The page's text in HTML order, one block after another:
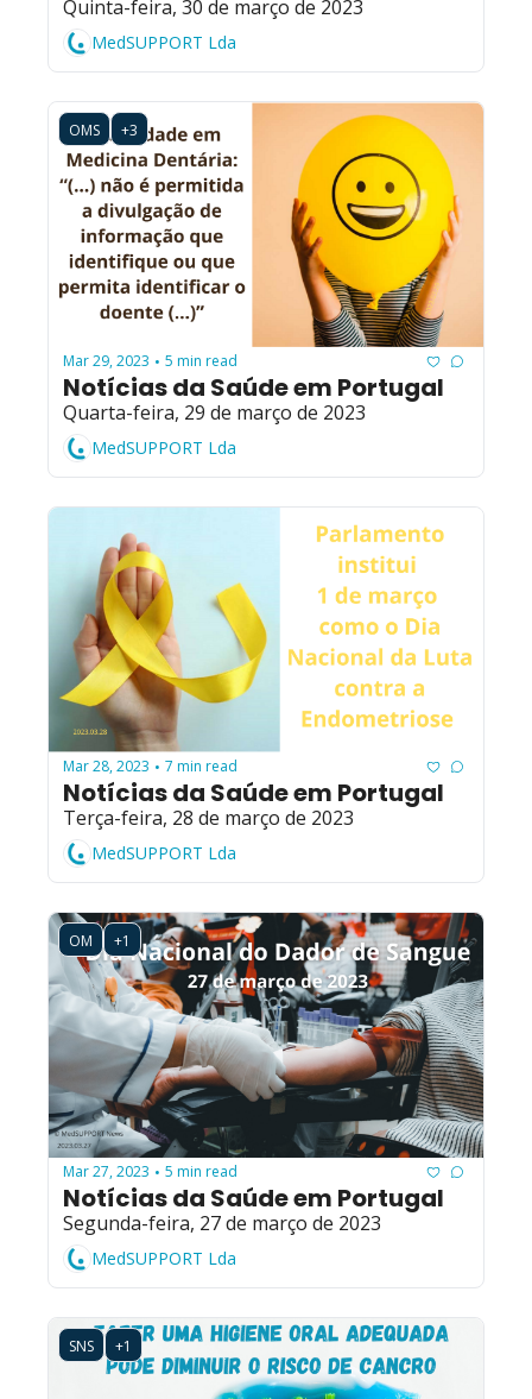
Quinta-feira, 30 de março de 2023
MedSUPPORT Lda
OMS +3
Mar 29, 2023 • 5 min read
Notícias da Saúde em Portugal
Quarta-feira, 29 de março de 2023
MedSUPPORT Lda
Mar 28, 2023 • 7 min read
Notícias da Saúde em Portugal
Terça-feira, 28 de março de 2023
MedSUPPORT Lda
OM +1
Mar 27, 2023 • 5 min read
Notícias da Saúde em Portugal
Segunda-feira, 27 de março de 2023
MedSUPPORT Lda
SNS +1